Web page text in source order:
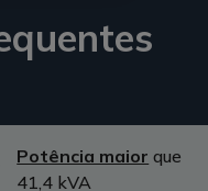
Potência maior que
41,4 kVA